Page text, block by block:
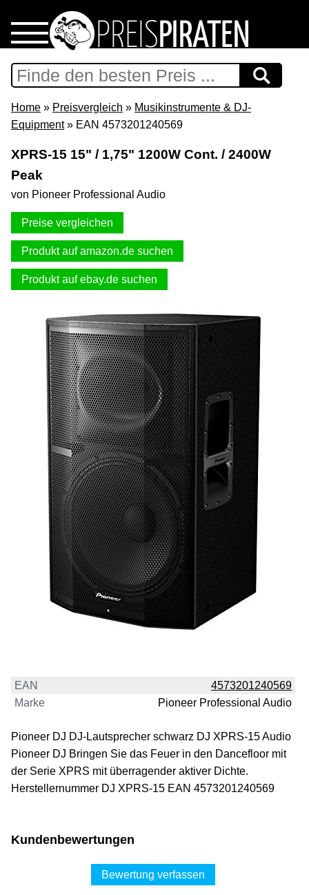
Home
Download
Support & Newsletter
Presse
Datenschutz
Impressum
Home » Preisvergleich » Musikinstrumente & DJ-
Equipment» EAN 4573201240569
XPRS-15 15" / 1,75" 1200W Cont. / 2400W
Peak
von Pioneer Professional Audio
Preise vergleichen
Produkt auf amazon.de suchen
Produkt auf ebay.de suchen
EAN
4573201240569
Marke
Pioneer Professional Audio
Pioneer DJ DJ-Lautsprecher schwarz DJ XPRS-15 Audio
Pioneer DJ Bringen Sie das Feuer in den Dancefloor mit
der Serie XPRS mit überragender aktiver Dichte.
Herstellernummer DJ XPRS-15 EAN 4573201240569
Kundenbewertungen
Bewertung verfassen